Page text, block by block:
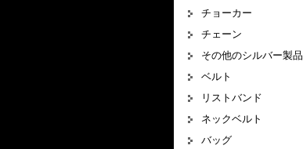
チョーカー
チェーン
その他のシルバー製品
ベルト
リストバンド
ネックベルト
バッグ